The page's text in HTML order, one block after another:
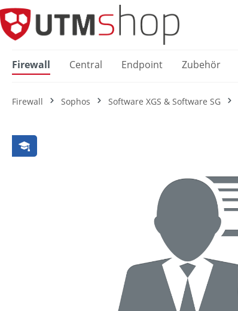
Zur Hauptnavigation springen
Firewall Central Endpoint Zubehör
Firewall Sophos Software XGS & Software SG
Bildergalerie überspringen